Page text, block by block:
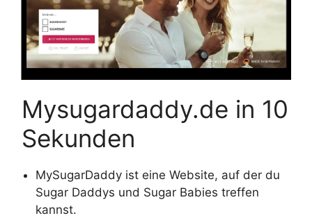
Mysugardaddy.de in 10
Sekunden
MySugarDaddy ist eine Website, auf der du
Sugar Daddys und Sugar Babies treffen
kannst.